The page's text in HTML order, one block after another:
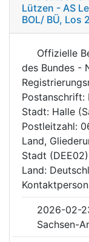
Lützen - AS
BOL/ BÜ, Los
Offizielle
des Bundes -
Postanschrift:
Stadt: Halle
Postleitzahl:
Land,
Stadt (DEE02)
Land:
2026-02-
Sachsen-